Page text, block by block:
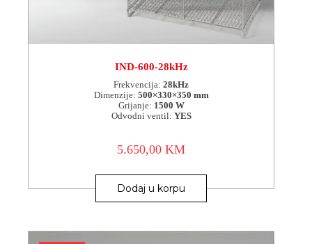
IND-600-28kHz
Frekvencija: 28kHz
Dimenzije: 500×330×350 mm
Grijanje: 1500 W
Odvodni ventil: YES
5.650,00KM
Dodaj u korpu